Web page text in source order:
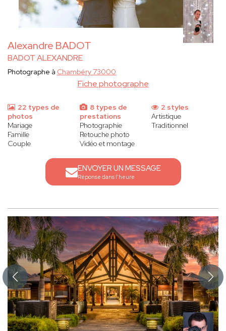
Alexandre BADOT
BADOT ALEXANDRE
Fiche photographe
Photographe à Chambéry 73000
22 types de
photos
Mariage
Famille
Couple
8 types de
prestations
Photographie
Retouche photo
Vidéo et montage
2 styles
Artistique
Traditionnel
ENVOYER UN MESSAGE
Réponse dans l'heure